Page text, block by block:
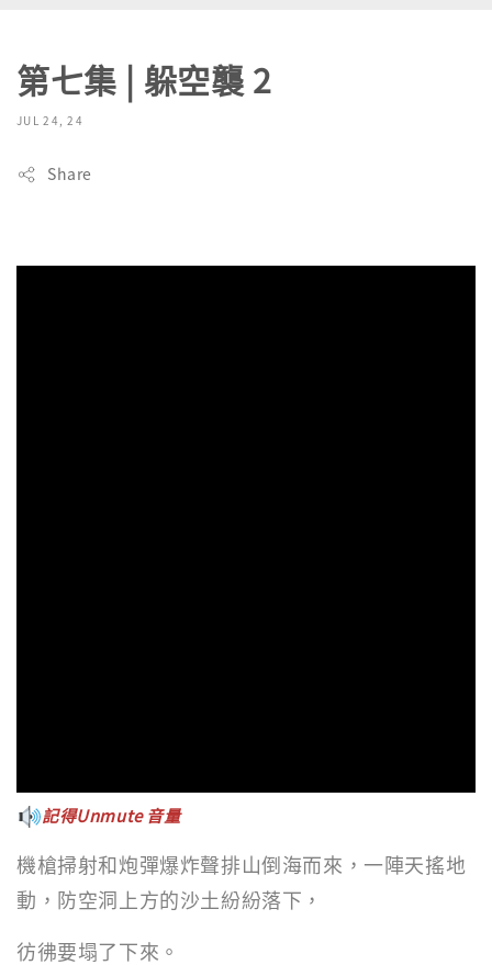
第七集 | 躲空襲 2
JUL 24, 24
Share
記得Unmute 音量
機槍掃射和炮彈爆炸聲排山倒海而來，一陣天搖地
動，防空洞上方的沙土紛紛落下，
彷彿要塌了下來。